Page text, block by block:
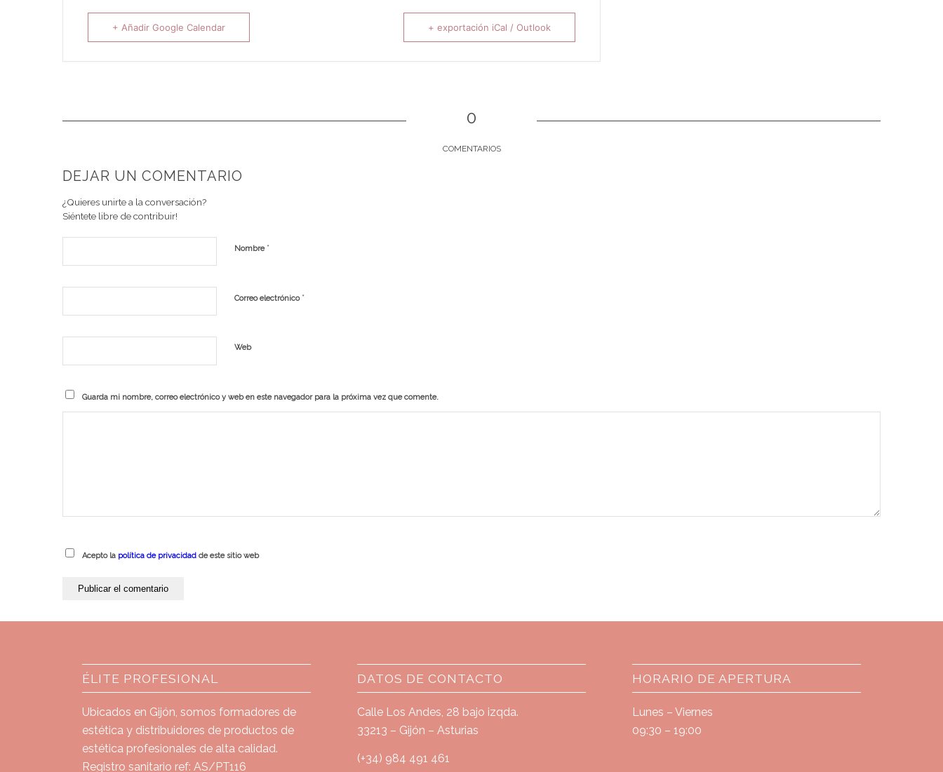
+ Añadir Google Calendar + exportación iCal / Outlook
0
COMENTARIOS
DEJAR UN COMENTARIO
¿Quieres unirte a la conversación?
Siéntete libre de contribuir!
Nombre *
Correo electrónico *
Web
Guarda mi nombre, correo electrónico y web en este navegador para la próxima vez que comente.
Acepto la política de privacidadde este sitio web
ÉLITE PROFESIONAL
Ubicados en Gijón, somos formadores de
estética y distribuidores de productos de
estética profesionales de alta calidad.
Registro sanitario ref: AS/PT116
DATOS DE CONTACTO
Calle Los Andes, 28 bajo izqda.
33213 – Gijón – Asturias
(+34) 984 491 461
HORARIO DE APERTURA
Lunes – Viernes
09:30 – 19:00